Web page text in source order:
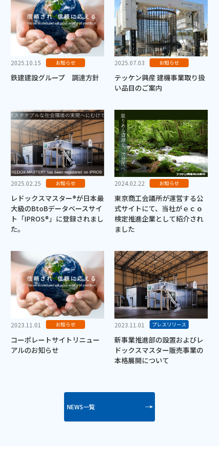
2025.10.15 お知らせ
鉄建建設グループ 調達方針
2025.07.03 お知らせ
テッケン興産 建機事業取り扱
い品目のご案内
2025.02.25 お知らせ
レドックスマスター®が日本最
大級のBtoBデータベースサイ
ト「IPROS®」に登録されまし
た。
2024.02.22 お知らせ
東京商工会議所が運営する公
式サイトにて、当社がｅｃｏ
検定推進企業として紹介され
ました
2023.11.01 お知らせ
コーポレートサイトリニュー
アルのお知らせ
2023.11.01 プレスリリース
新事業推進部の設置およびレ
ドックスマスター販売事業の
本格展開について
NEWS一覧